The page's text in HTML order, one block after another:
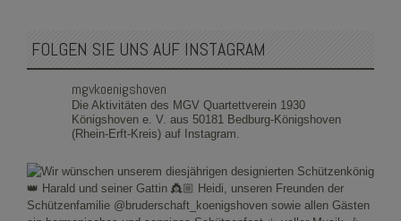
FOLGEN SIE UNS AUF INSTAGRAM
mgvkoenigshoven
Die Aktivitäten des MGV Quartettverein 1930
Königshoven e. V. aus 50181 Bedburg-Königshoven
(Rhein-Erft-Kreis) auf Instagram.